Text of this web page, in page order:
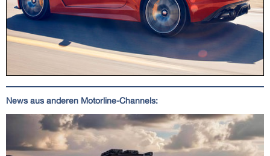
News aus anderen Motorline-Channels: